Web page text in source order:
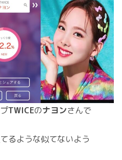
TWICEのナヨンさんで
るような似てないよう